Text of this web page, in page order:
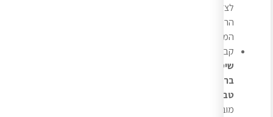
לצד
הרפואה
המסורתית.
קבלת
שיטות
בריאות
טבעיות
מובילה